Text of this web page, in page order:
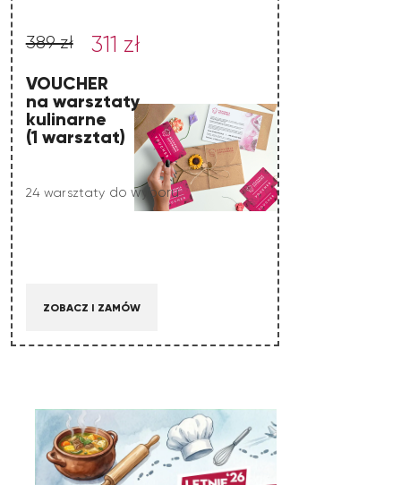
389 zł 311 zł
VOUCHER
na warsztaty
kulinarne
(1 warsztat)
24 warsztaty do wyboru
ZOBACZ I ZAMÓW